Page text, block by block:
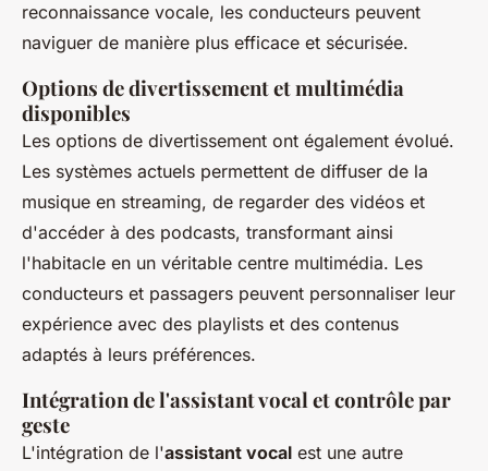
reconnaissance vocale, les conducteurs peuvent
naviguer de manière plus efficace et sécurisée.
Options de divertissement et multimédia
disponibles
Les options de divertissement ont également évolué.
Les systèmes actuels permettent de diffuser de la
musique en streaming, de regarder des vidéos et
d'accéder à des podcasts, transformant ainsi
l'habitacle en un véritable centre multimédia. Les
conducteurs et passagers peuvent personnaliser leur
expérience avec des playlists et des contenus
adaptés à leurs préférences.
Intégration de l'assistant vocal et contrôle par
geste
L'intégration de l'assistant vocal est une autre